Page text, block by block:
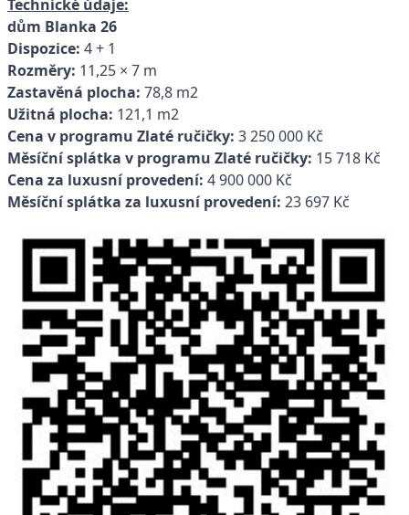
Technické údaje:
dům Blanka 26
Dispozice: 4 + 1
Rozměry: 11,25 × 7 m
Zastavěná plocha: 78,8 m2
Užitná plocha: 121,1 m2
Cena v programu Zlaté ručičky: 3 250 000 Kč
Měsíční splátka v programu Zlaté ručičky: 15 718 Kč
Cena za luxusní provedení: 4 900 000 Kč
Měsíční splátka za luxusní provedení: 23 697 Kč